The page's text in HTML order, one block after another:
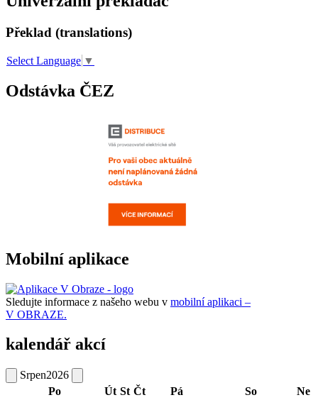
Překlad (translations)
Select Language ▼
Odstávka ČEZ
Mobilní aplikace
Sledujte informace z našeho webu v mobilní aplikaci –
V OBRAZE.
kalendář akcí
Srpen2026
Po
Út St Čt Pá So Ne